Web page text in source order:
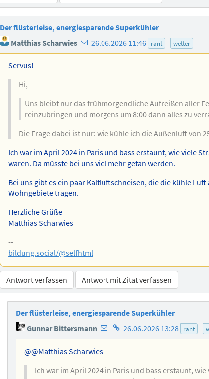
Der flüsterleise, energiesparende Superkühler
Matthias Scharwies E-
Mail-
26.06.2026 11:46 rant wetter
Servus!
Hi,
Uns bleibt nur das frühmorgendliche Aufreißen aller
reinzubringen und morgens um 8:00 dann alles zu
Die Frage dabei ist nur: wie kühle ich die Außenluft von
Ich war im April 2024 in Paris und bass erstaunt, wie viele
waren. Da müsste bei uns viel mehr getan werden.
Bei uns gibt es ein paar Kaltluftschneisen, die die kühle Luft
Wohngebiete tragen.
Herzliche Grüße
Matthias Scharwies
--
bildung.social/@selfhtml
Antwort verfassen Antwort mit Zitat verfassen
Der flüsterleise, energiesparende Superkühler
Gunnar Bittersmann E-
Mail-
Adresse
Autors
Homepage
des
26.06.2026 13:28 rant
@@Matthias Scharwies
Ich war im April 2024 in Paris und bass erstaunt,